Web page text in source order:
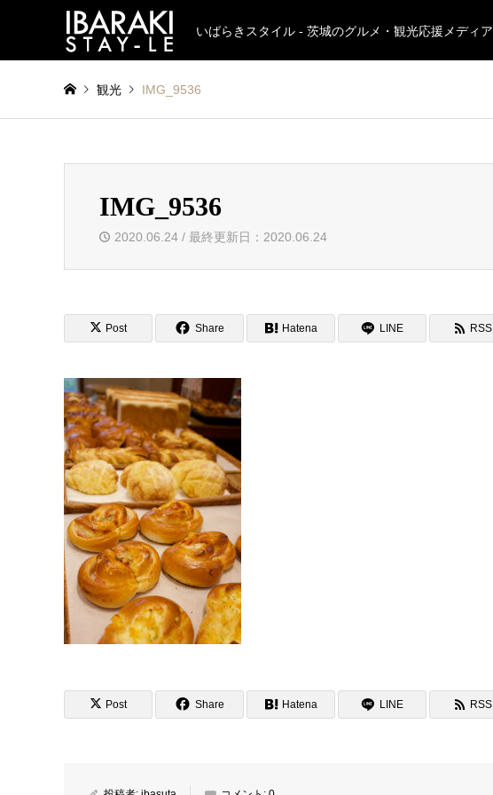
いばらきスタイル - 茨城のグルメ・観光応援メディア
観光 IMG_9536
IMG_9536
2020.06.24 / 最終更新日：2020.06.24
Post Share Hatena LINE RSS
Post Share Hatena LINE RSS